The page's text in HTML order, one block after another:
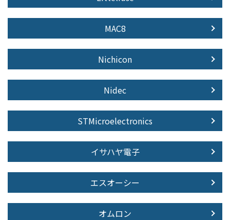
MAC8
Nichicon
Nidec
STMicroelectronics
イサハヤ電子
エスオーシー
オムロン